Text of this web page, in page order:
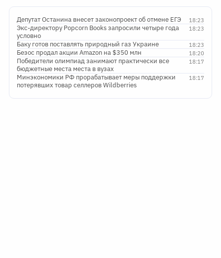
18:23
Депутат Останина внесет законопроект об отмене ЕГЭ
18:23
Экс-директору Popcorn Books запросили четыре года
условно
18:23
Баку готов поставлять природный газ Украине
18:20
Безос продал акции Amazon на $350 млн
18:17
Победители олимпиад занимают практически все
бюджетные места места в вузах
18:17
Минэкономики РФ прорабатывает меры поддержки
потерявших товар селлеров Wildberries